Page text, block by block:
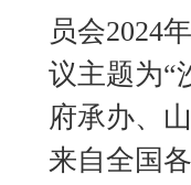
员会2024
议主题为“
府承办、
来自全国